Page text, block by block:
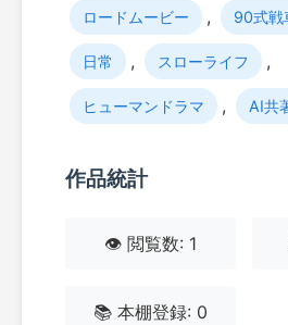
ロードムービー , 90式戦
日常 , スローライフ ,
ヒューマンドラマ , AI共
作品統計
👁️ 閲覧数: 1
📚 本棚登録: 0